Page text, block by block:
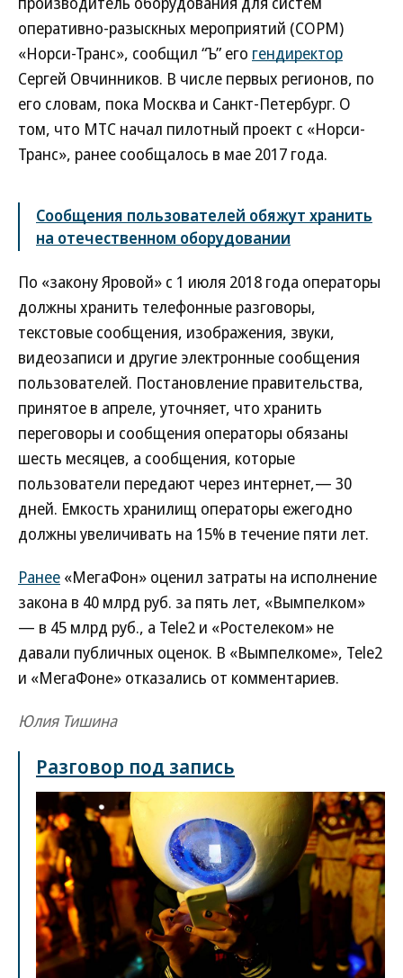
оперативно-разыскных мероприятий (СОРМ)
«Норси-Транс», сообщил “Ъ” его гендиректор
Сергей Овчинников. В числе первых регионов, по
его словам, пока Москва и Санкт-Петербург. О
том, что МТС начал пилотный проект с «Норси-
Транс», ранее сообщалось в мае 2017 года.
Сообщения пользователей обяжут хранить
на отечественном оборудовании
По «закону Яровой» с 1 июля 2018 года операторы
должны хранить телефонные разговоры,
текстовые сообщения, изображения, звуки,
видеозаписи и другие электронные сообщения
пользователей. Постановление правительства,
принятое в апреле, уточняет, что хранить
переговоры и сообщения операторы обязаны
шесть месяцев, а сообщения, которые
пользователи передают через интернет,— 30
дней. Емкость хранилищ операторы ежегодно
должны увеличивать на 15% в течение пяти лет.
Ранее «МегаФон» оценил затраты на исполнение
закона в 40 млрд руб. за пять лет, «Вымпелком»
— в 45 млрд руб., а Tele2 и «Ростелеком» не
давали публичных оценок. В «Вымпелкоме», Tele2
и «МегаФоне» отказались от комментариев.
Юлия Тишина
Разговор под запись